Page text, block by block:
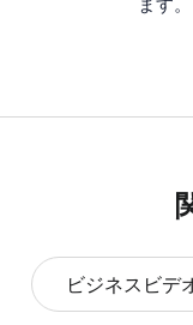
ます。
ビジネスビデ